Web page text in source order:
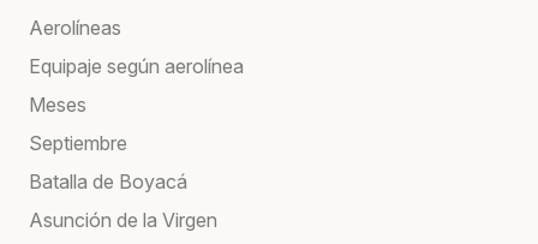
Aerolíneas
Equipaje según aerolínea
Meses
Septiembre
Batalla de Boyacá
Asunción de la Virgen